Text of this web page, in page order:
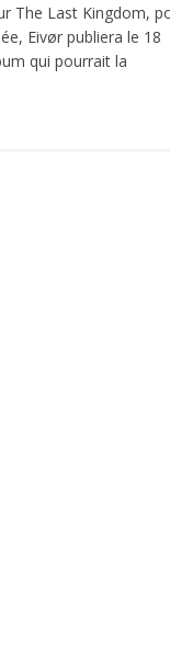
The Last Kingdom,
Eivør publiera le 18
qui pourrait la